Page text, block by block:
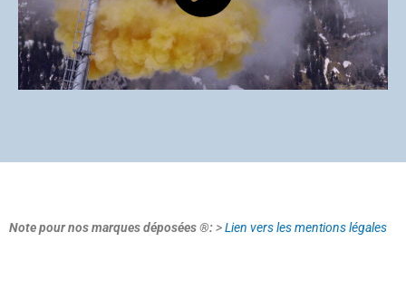
Note pour nos marques déposées ®:>Lien vers les mentions légales